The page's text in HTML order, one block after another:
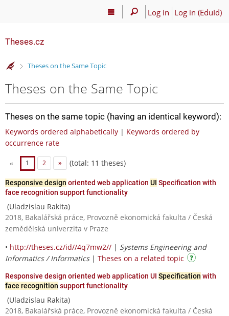
Log in Log in (EduId)
Theses.cz
>
Theses on the Same Topic
Theses on the Same Topic
Theses on the same topic (having an identical keyword):
Keywords ordered alphabetically | Keywords ordered by
occurrence rate
« 1 2 » (total: 11 theses)
Responsive design oriented web application UI Specification with
face recognition support functionality
(Uladzislau Rakita)
2018, Bakalářská práce, Provozně ekonomická fakulta / Česká
zemědělská univerzita v Praze
• http://theses.cz/id//4q7mw2// | Systems Engineering and
Informatics / Informatics| Theses on a related topic
Responsive design oriented web application UI Specification with
face recognition support functionality
(Uladzislau Rakita)
2018, Bakalářská práce, Provozně ekonomická fakulta / Česká